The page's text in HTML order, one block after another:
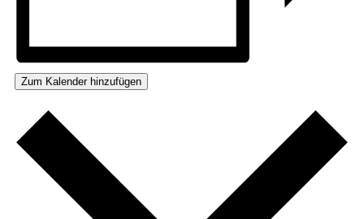
Zum Kalender hinzufügen